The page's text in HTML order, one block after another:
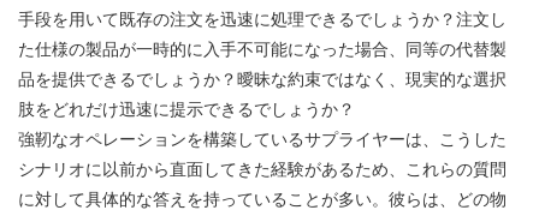
手段を用いて既存の注文を迅速に処理できるでしょうか？注文し
た仕様の製品が一時的に入手不可能になった場合、同等の代替製
品を提供できるでしょうか？曖昧な約束ではなく、現実的な選択
肢をどれだけ迅速に提示できるでしょうか？
強靭なオペレーションを構築しているサプライヤーは、こうした
シナリオに以前から直面してきた経験があるため、これらの質問
に対して具体的な答えを持っていることが多い。彼らは、どの物